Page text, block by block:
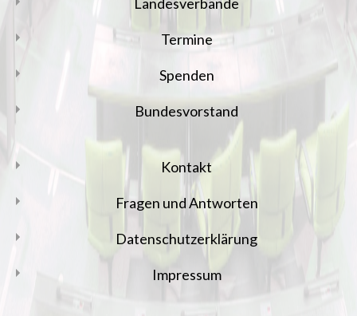
Termine
Spenden
Bundesvorstand
Kontakt
Fragen und Antworten
Datenschutzerklärung
Impressum